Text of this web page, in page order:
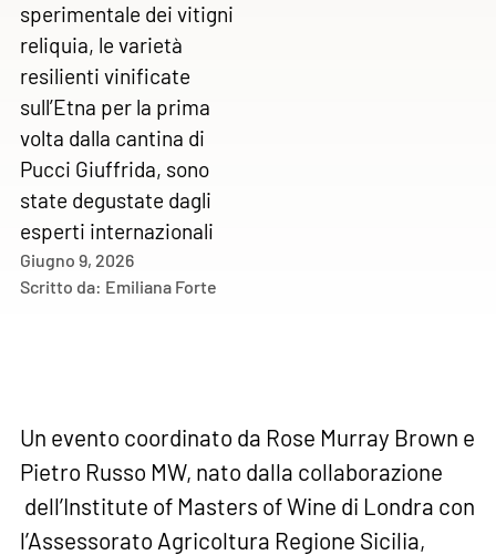
sperimentale dei vitigni
reliquia, le varietà
resilienti vinificate
sull’Etna per la prima
volta dalla cantina di
Pucci Giuffrida, sono
state degustate dagli
esperti internazionali
Giugno 9, 2026
Scritto da: Emiliana Forte
Un evento coordinato da Rose Murray Brown e
Pietro Russo MW, nato dalla collaborazione
dell’Institute of Masters of Wine di Londra con
l’Assessorato Agricoltura Regione Sicilia,